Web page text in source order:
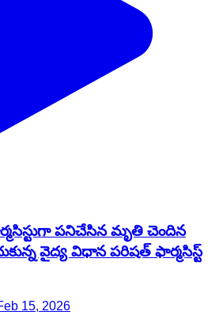
పనిచేసిన మృతి చెందిన
వైద్య విధాన పరిషత్ ఫార్మసిస్ట్
15, 2026